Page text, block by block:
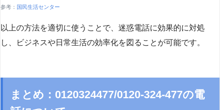
参考： 国民生活センター
以上の方法を適切に使うことで、迷惑電話に効果的に対処
し、ビジネスや日常生活の効率化を図ることが可能です。
まとめ：0120324477/0120-324-477の電